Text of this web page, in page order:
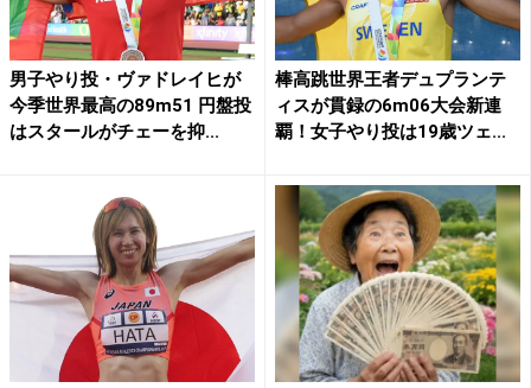
男子やり投・ヴァドレイヒが
今季世界最高の89m51 円盤投
はスタールがチェーを抑...
棒高跳世界王者デュプランテ
ィスが貫録の6m06大会新連
覇！女子やり投は19歳ツェ...